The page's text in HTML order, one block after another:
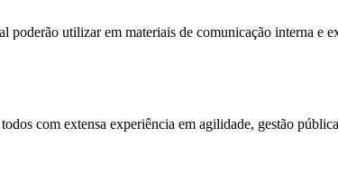
utilizar em materiais de comunicação interna e
com extensa experiência em agilidade, gestão